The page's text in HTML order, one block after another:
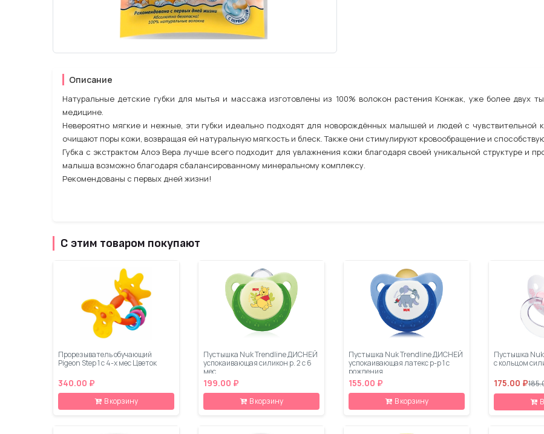
Описание
Натуральные детские губки для мытья и массажа изготовлены из 100% волокон растения Конжак, уже более двух
медицине.
Невероятно мягкие и нежные, эти губки идеально подходят для новорождённых малышей и людей с чувствительной
очищают поры кожи, возвращая ей натуральную мягкость и блеск. Также они стимулируют кровообращение и
Губка с экстрактом Алоэ Вера лучше всего подходит для увлажнения кожи благодаря своей уникальной структуре и
малыша возможно благодаря сбалансированному минеральному комплексу.
Рекомендованы с первых дней жизни!
С этим товаром покупают
Прорезыватель обучающий
Pigeon Step 1 с 4-х мес Цветок
340.00 ₽
В корзину
Пустышка Nuk Trendline ДИСНЕЙ
успокаивающая силикон р. 2 с 6
мес.
199.00 ₽
В корзину
Пустышка Nuk Trendline ДИСНЕЙ
успокаивающая латекс р-р 1 с
рождения
155.00 ₽
В корзину
Пустышка Nuk
с кольцом
175.00 ₽